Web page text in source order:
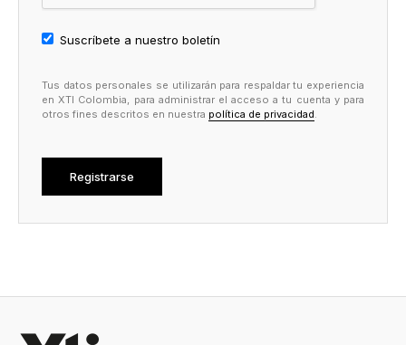
Suscríbete a nuestro boletín
Tus datos personales se utilizarán para respaldar tu experiencia
en XTI Colombia, para administrar el acceso a tu cuenta y para
otros fines descritos en nuestra política de privacidad.